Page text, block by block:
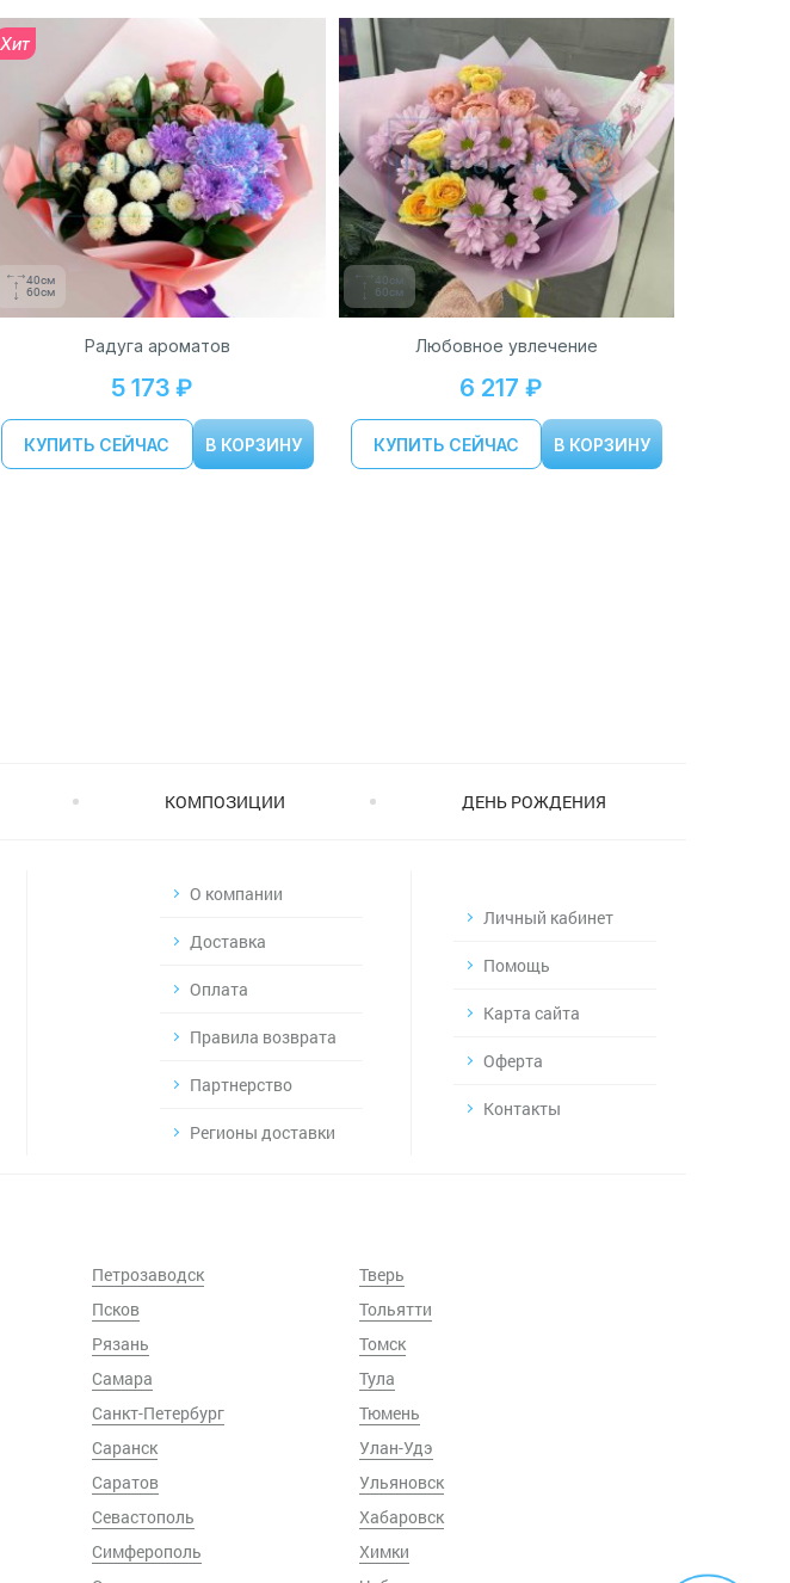
Хит
40см
60см
Радуга ароматов
5 173 ₽
КУПИТЬ СЕЙЧАС В КОРЗИНУ
40см
60см
Любовное увлечение
6 217 ₽
КУПИТЬ СЕЙЧАС В КОРЗИНУ
КОМПОЗИЦИИ ДЕНЬ РОЖДЕНИЯ
О компании
Доставка
Оплата
Правила возврата
Партнерство
Регионы доставки
Личный кабинет
Помощь
Карта сайта
Оферта
Контакты
Петрозаводск
Псков
Рязань
Самара
Санкт-Петербург
Саранск
Саратов
Севастополь
Симферополь
Тверь
Тольятти
Томск
Тула
Тюмень
Улан-Удэ
Ульяновск
Хабаровск
Химки